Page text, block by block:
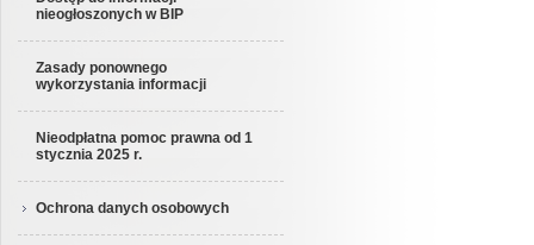
nieogłoszonych w BIP
Zasady ponownego
wykorzystania informacji
Nieodpłatna pomoc prawna od 1
stycznia 2025 r.
Ochrona danych osobowych